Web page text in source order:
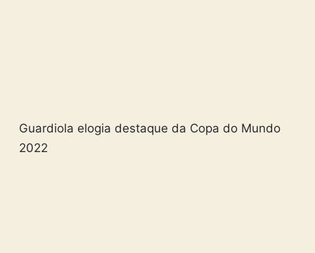
Guardiola elogia destaque da Copa do Mundo
2022